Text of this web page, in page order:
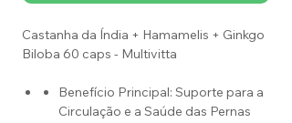
Castanha da Índia + Hamamelis + Ginkgo
Biloba 60 caps - Multivitta
Benefício Principal: Suporte para a
Circulação e a Saúde das Pernas